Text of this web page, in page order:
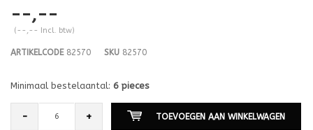
--,--
(--,-- Incl. btw)
ARTIKELCODE82570 SKU 82570
Minimaal bestelaantal: 6 pieces
- + TOEVOEGEN AAN WINKELWAGEN